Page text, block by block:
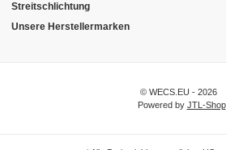
Streitschlichtung
Unsere Herstellermarken
© WECS.EU - 2026
Powered by JTL-Shop